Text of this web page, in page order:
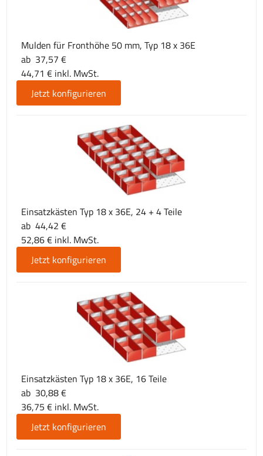
Mulden für Fronthöhe 50 mm, Typ 18 x 36E
ab 37,57 €
44,71 € inkl. MwSt.
Jetzt konfigurieren
Einsatzkästen Typ 18 x 36E, 24 + 4 Teile
ab 44,42 €
52,86 € inkl. MwSt.
Jetzt konfigurieren
Einsatzkästen Typ 18 x 36E, 16 Teile
ab 30,88 €
36,75 € inkl. MwSt.
Jetzt konfigurieren